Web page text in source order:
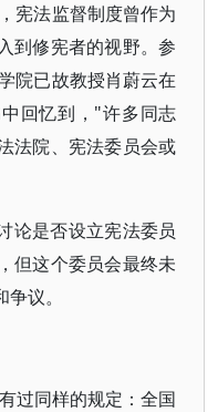
宪法监督制度曾作为
到修宪者的视野。参
院已故教授肖蔚云在
回忆到，"许多同志
法院、宪法委员会或
论是否设立宪法委员
但这个委员会最终未
议。
过同样的规定：全国